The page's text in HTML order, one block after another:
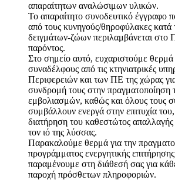
απαραίτητων αναλώσιμων υλικών.
Το απαραίτητο συνοδευτικό έγγραφο
από τους κυνηγούς/θηροφύλακες
δειγμάτων-ζώων περιλαμβάνεται στο
παρόντος.
Στο σημείο αυτό, ευχαριστούμε θερμά
συναδέλφους από τις κτηνιατρικές
Περιφερειών και των ΠΕ της χώρας
συνδρομή τους στην πραγματοποίηση
εμβολιασμών, καθώς και όλους τους
συμβάλλουν ενεργά στην επιτυχία
διατήρηση του καθεστώτος
τον ιό της λύσσας.
Παρακαλούμε θερμά για την
προγράμματος ενεργητικής
παραμένουμε στη διάθεσή σας για
παροχή πρόσθετων πληροφοριών.